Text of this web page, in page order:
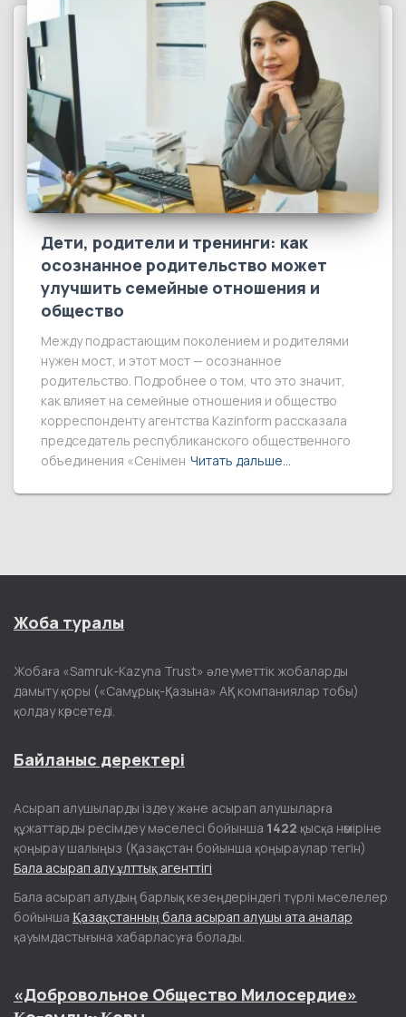
Дети, родители и тренинги: как
осознанное родительство может
улучшить семейные отношения и
общество
Между подрастающим поколением и родителями
нужен мост, и этот мост — осознанное
родительство. Подробнее о том, что это значит,
как влияет на семейные отношения и общество
корреспонденту агентства Kazinform рассказала
председатель республиканского общественного
объединения «Сенімен Читать дальше…
Жоба туралы
Жобаға «Samruk-Kazyna Trust» әлеуметтік жобаларды
дамыту қоры («Самұрық-Қазына» АҚ компаниялар тобы)
қолдау көрсетеді.
Байланыс деректері
Асырап алушыларды іздеу және асырап алушыларға
құжаттарды ресімдеу мәселесі бойынша 1422 қысқа нөміріне
қоңырау шалыңыз (Қазақстан бойынша қоңыраулар тегін)
Бала асырап алу ұлттық агенттігі
Бала асырап алудың барлық кезеңдеріндегі түрлі мәселелер
бойынша Қазақстанның бала асырап алушы ата аналар
қауымдастығына хабарласуға болады.
«Добровольное Общество Милосердие»